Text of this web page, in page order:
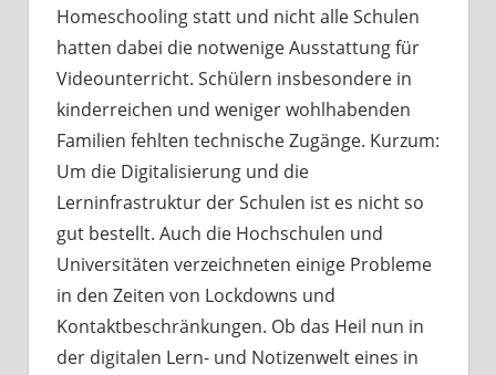
Homeschooling statt und nicht alle Schulen
hatten dabei die notwenige Ausstattung für
Videounterricht. Schülern insbesondere in
kinderreichen und weniger wohlhabenden
Familien fehlten technische Zugänge. Kurzum:
Um die Digitalisierung und die
Lerninfrastruktur der Schulen ist es nicht so
gut bestellt. Auch die Hochschulen und
Universitäten verzeichneten einige Probleme
in den Zeiten von Lockdowns und
Kontaktbeschränkungen. Ob das Heil nun in
der digitalen Lern- und Notizenwelt eines in